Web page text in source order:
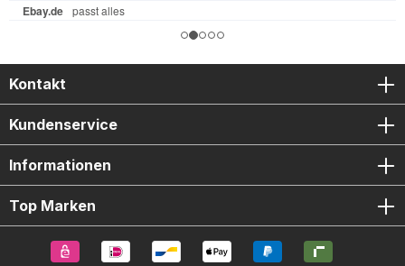
Crash Protectors und trägt dazu bei, kostspielige
Reparaturen am Motorgehäuse zuverlässig zu vermeiden.
Schraubmontage ohne Kleben für schnellen Austausch
Ultra leichte Slimline-Bauweise für maximale Bodenfreiheit
R&G Racing Lichtmaschine Protektor Montageschrauben-
Set Montageanleitung
Kontakt
Kundenservice
Informationen
Top Marken